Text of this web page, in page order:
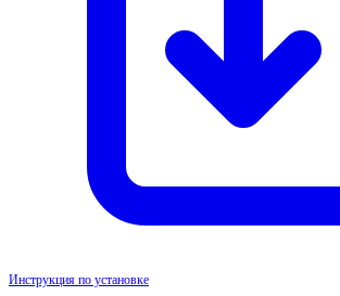
Инструкция по установке